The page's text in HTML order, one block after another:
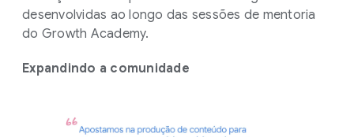
desenvolvidas ao longo das sessões de mentoria
do Growth Academy.
Expandindo a comunidade